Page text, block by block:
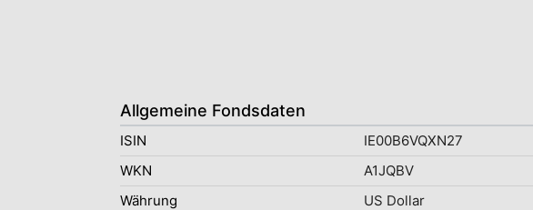
Allgemeine Fondsdaten
ISIN
IE00B6VQXN27
WKN
A1JQBV
Währung
US Dollar